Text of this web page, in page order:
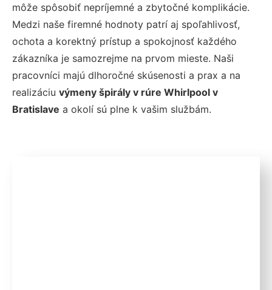
môže spôsobiť nepríjemné a zbytočné komplikácie.
Medzi naše firemné hodnoty patrí aj spoľahlivosť,
ochota a korektný prístup a spokojnosť každého
zákazníka je samozrejme na prvom mieste. Naši
pracovníci majú dlhoročné skúsenosti a prax a na
realizáciu výmeny špirály v rúre Whirlpool v
Bratislave a okolí sú plne k vašim službám.